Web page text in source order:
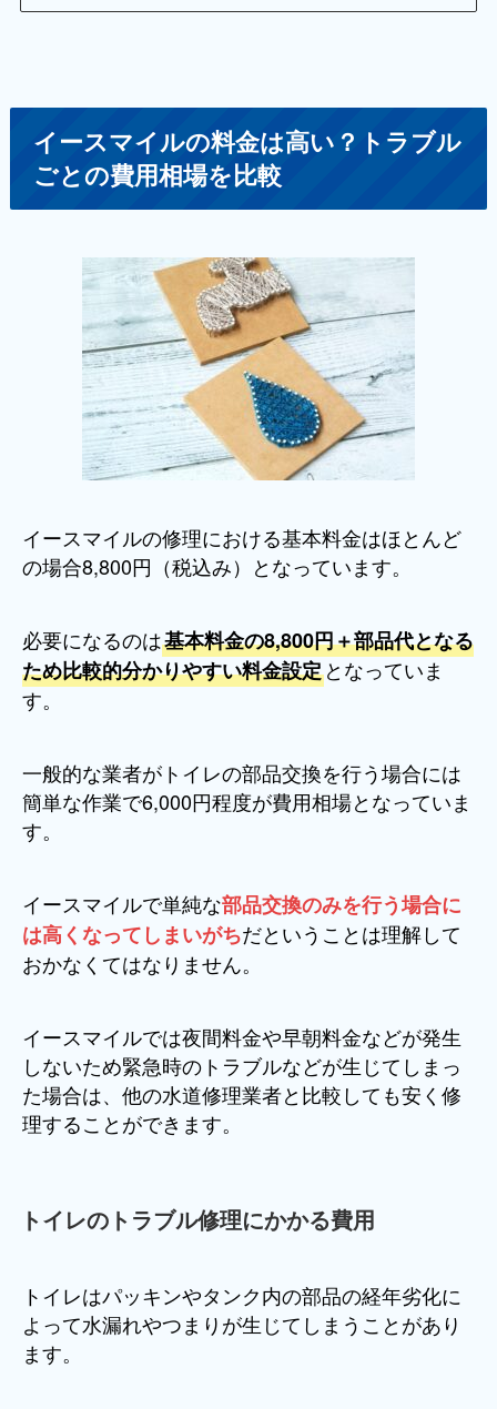
イースマイルの料金は高い？トラブル
ごとの費用相場を比較
イースマイルの修理における基本料金はほとんど
の場合8,800円（税込み）となっています。
必要になるのは基本料金の8,800円＋部品代となる
ため比較的分かりやすい料金設定となっていま
す。
一般的な業者がトイレの部品交換を行う場合には
簡単な作業で6,000円程度が費用相場となっていま
す。
イースマイルで単純な部品交換のみを行う場合に
は高くなってしまいがちだということは理解して
おかなくてはなりません。
イースマイルでは夜間料金や早朝料金などが発生
しないため緊急時のトラブルなどが生じてしまっ
た場合は、他の水道修理業者と比較しても安く修
理することができます。
トイレのトラブル修理にかかる費用
トイレはパッキンやタンク内の部品の経年劣化に
よって水漏れやつまりが生じてしまうことがあり
ます。